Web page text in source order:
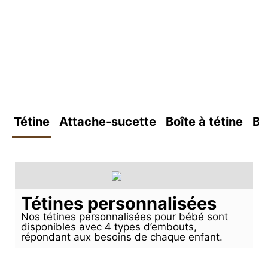
Tétine Attache-sucette Boîte à tétine
Tétines personnalisées
Nos tétines personnalisées pour bébé sont
disponibles avec 4 types d’embouts,
répondant aux besoins de chaque enfant.